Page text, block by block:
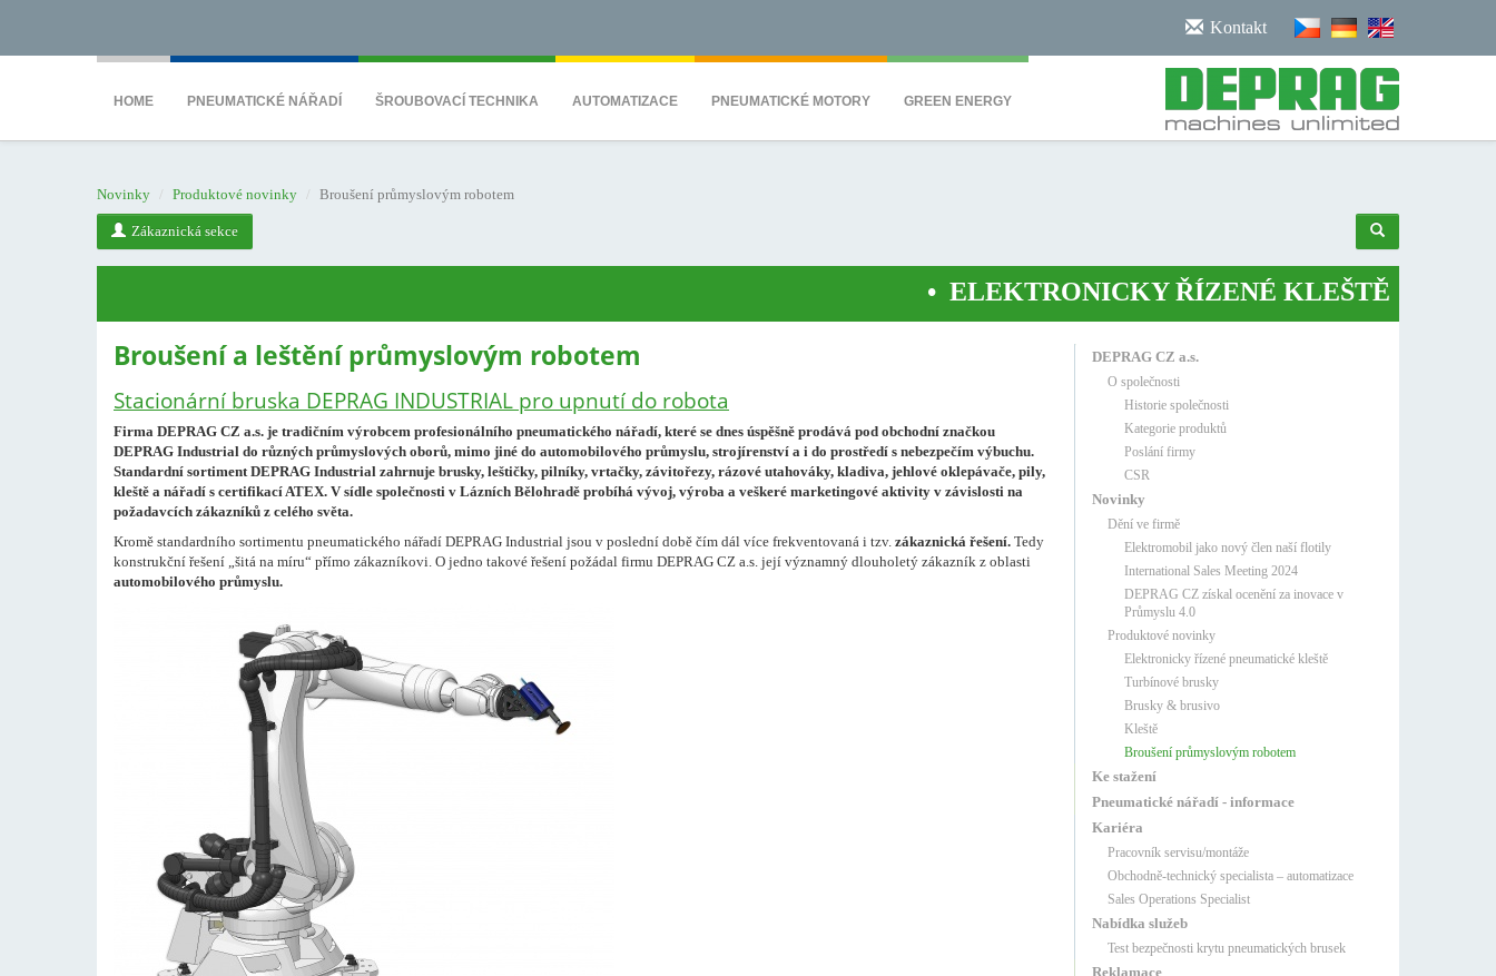
Kontakt
HOME PNEUMATICKÉ NÁŘADÍ ŠROUBOVACÍ TECHNIKA AUTOMATIZACE PNEUMATICKÉ MOTORY GREEN ENERGY
Novinky Produktové novinky Broušení průmyslovým robotem
Zákaznická sekce
ELEKTRONICKY ŘÍZENÉ KLEŠTĚ•
Broušení a leštění průmyslovým robotem
Stacionární bruska DEPRAG INDUSTRIAL pro upnutí do robota
Firma DEPRAG CZ a.s. je tradičním výrobcem profesionálního pneumatického nářadí, které se dnes úspěšně prodává pod obchodní značkou
DEPRAG Industrial do různých průmyslových oborů, mimo jiné do automobilového průmyslu, strojírenství a i do prostředí s nebezpečím výbuchu.
Standardní sortiment DEPRAG Industrial zahrnuje brusky, leštičky, pilníky, vrtačky, závitořezy, rázové utahováky, kladiva, jehlové oklepávače, pily,
kleště a nářadí s certifikací ATEX. V sídle společnosti v Lázních Bělohradě probíhá vývoj, výroba a veškeré marketingové aktivity v závislosti na
požadavcích zákazníků z celého světa.
Kromě standardního sortimentu pneumatického nářadí DEPRAG Industrial jsou v poslední době čím dál více frekventovaná i tzv. zákaznická řešení. Tedy
konstrukční řešení „šitá na míru“ přímo zákazníkovi. O jedno takové řešení požádal firmu DEPRAG CZ a.s. její významný dlouholetý zákazník z oblasti
automobilového průmyslu.
DEPRAG CZ a.s.
O společnosti
Historie společnosti
Kategorie produktů
Poslání firmy
CSR
Novinky
Dění ve firmě
Elektromobil jako nový člen naší flotily
International Sales Meeting 2024
DEPRAG CZ získal ocenění za inovace v
Průmyslu 4.0
Produktové novinky
Elektronicky řízené pneumatické kleště
Turbínové brusky
Brusky & brusivo
Kleště
Broušení průmyslovým robotem
Ke stažení
Pneumatické nářadí - informace
Kariéra
Pracovník servisu/montáže
Obchodně-technický specialista – automatizace
Sales Operations Specialist
Nabídka služeb
Test bezpečnosti krytu pneumatických brusek
Reklamace